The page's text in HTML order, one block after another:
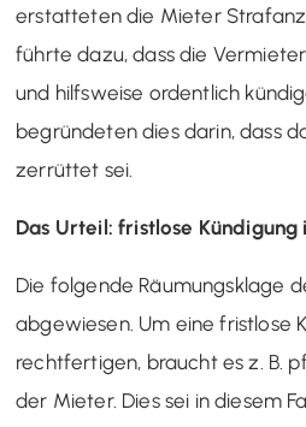
erstatteten die Mieter
führte dazu, dass die
und hilfsweise ordentlich
begründeten dies darin, dass
zerrüttet sei.
Das Urteil: fristlose Kündigung
Die folgende Räumungsklage
abgewiesen. Um eine fristlose
rechtfertigen, braucht es z. B.
der Mieter. Dies sei in diesem